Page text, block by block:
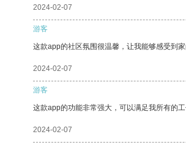
2024-02-07
游客
这款app的社区氛围很温馨，让我能够感受到家
2024-02-07
游客
这款app的功能非常强大，可以满足我所有的
2024-02-07